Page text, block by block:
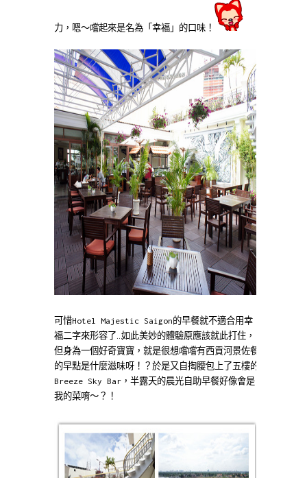
力，嗯～嚐起來是名為「幸福」的口味！
可惜Hotel Majestic Saigon的早餐就不適合用幸
福二字來形容了…如此美妙的體驗原應該就此打住，
但身為一個好奇寶寶，就是很想嚐嚐有西貢河景佐餐
的早點是什麼滋味呀！？於是又自掏腰包上了五樓的
Breeze Sky Bar，半露天的晨光自助早餐好像會是
我的菜唷～？！